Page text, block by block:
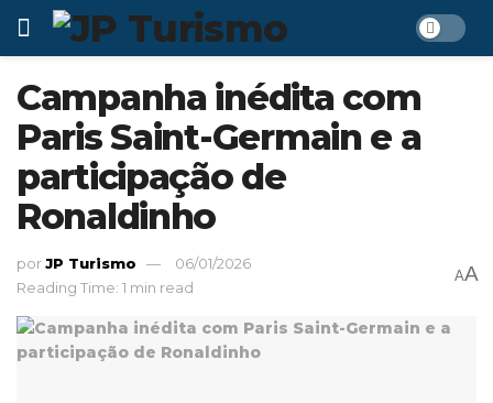
Campanha inédita com
Paris Saint-Germain e a
participação de
Ronaldinho
porJP Turismo
06/01/2026
Reading Time: 1 min read
AA